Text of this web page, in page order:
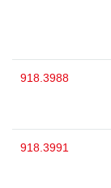
918.3988
918.3991